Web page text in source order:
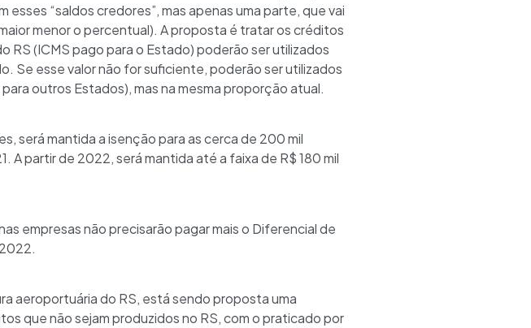
“saldos credores”, mas apenas uma parte, que vai
menor o percentual). A proposta é tratar os créditos
(ICMS pago para o Estado) poderão ser utilizados
Se esse valor não for suficiente, poderão ser utilizados
outros Estados), mas na mesma proporção atual.
será mantida a isenção para as cerca de 200 mil
A partir de 2022, será mantida até a faixa de R$ 180 mil
empresas não precisarão pagar mais o Diferencial de
aeroportuária do RS, está sendo proposta uma
que não sejam produzidos no RS, com o praticado por